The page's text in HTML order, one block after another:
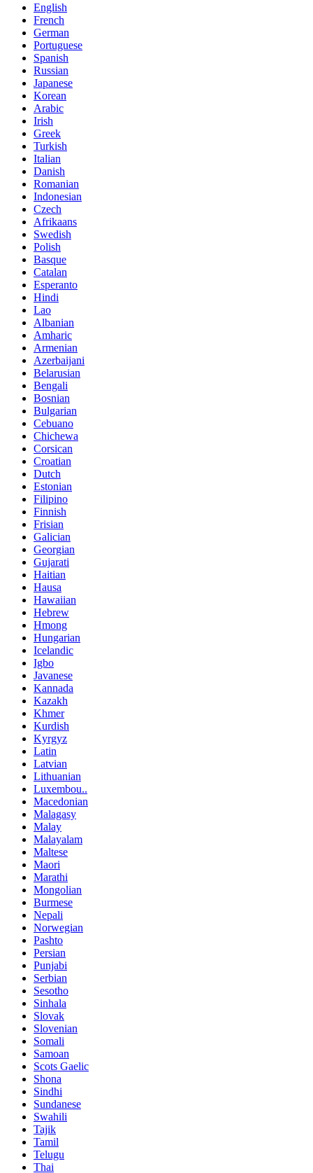
English
French
German
Portuguese
Spanish
Russian
Japanese
Korean
Arabic
Irish
Greek
Turkish
Italian
Danish
Romanian
Indonesian
Czech
Afrikaans
Swedish
Polish
Basque
Catalan
Esperanto
Hindi
Lao
Albanian
Amharic
Armenian
Azerbaijani
Belarusian
Bengali
Bosnian
Bulgarian
Cebuano
Chichewa
Corsican
Croatian
Dutch
Estonian
Filipino
Finnish
Frisian
Galician
Georgian
Gujarati
Haitian
Hausa
Hawaiian
Hebrew
Hmong
Hungarian
Icelandic
Igbo
Javanese
Kannada
Kazakh
Khmer
Kurdish
Kyrgyz
Latin
Latvian
Lithuanian
Luxembou..
Macedonian
Malagasy
Malay
Malayalam
Maltese
Maori
Marathi
Mongolian
Burmese
Nepali
Norwegian
Pashto
Persian
Punjabi
Serbian
Sesotho
Sinhala
Slovak
Slovenian
Somali
Samoan
Scots Gaelic
Shona
Sindhi
Sundanese
Swahili
Tajik
Tamil
Telugu
Thai